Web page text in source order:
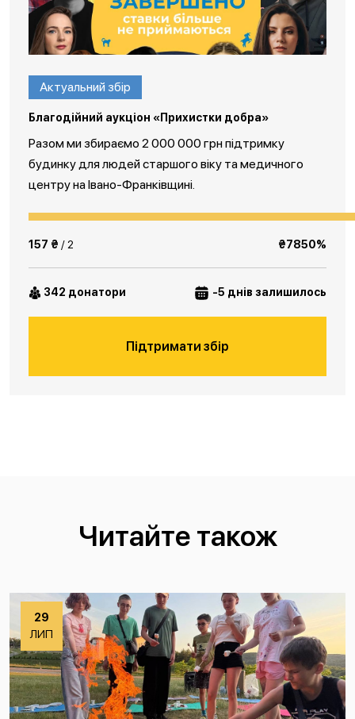
Актуальний збір
Благодійний аукціон «Прихистки добра»
Разом ми збираємо 2 000 000 грн підтримку
будинку для людей старшого віку та медичного
центру на Івано-Франківщині.
157 ₴ / 2 ₴7850%
342 донатори -5 днів залишилось
Підтримати збір
Читайте також
29
ЛИП